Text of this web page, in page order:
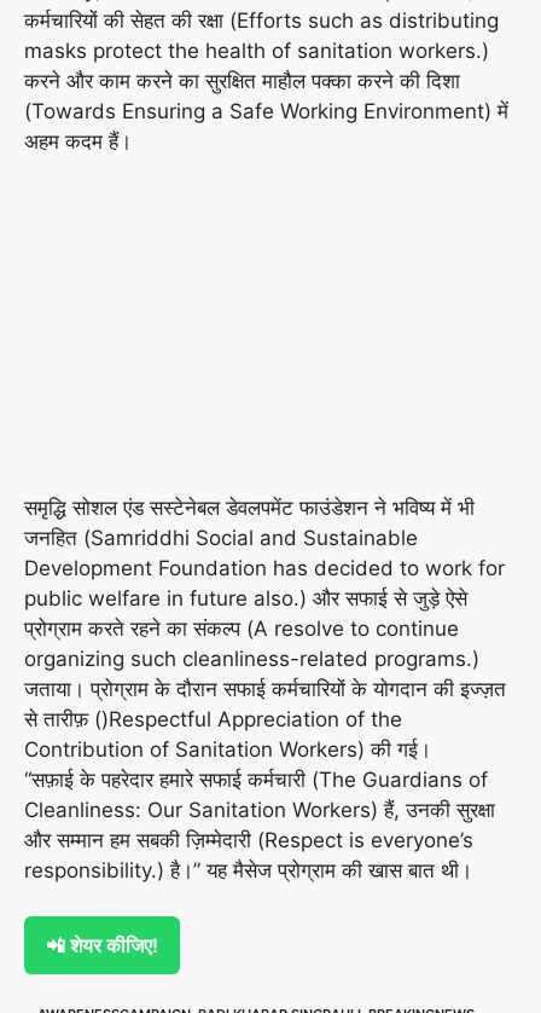
कर्मचारियों की सेहत की रक्षा (Efforts such as distributing
masks protect the health of sanitation workers.)
करने और काम करने का सुरक्षित माहौल पक्का करने की दिशा
(Towards Ensuring a Safe Working Environment) में
अहम कदम हैं।
समृद्धि सोशल एंड सस्टेनेबल डेवलपमेंट फाउंडेशन ने भविष्य में भी
जनहित (Samriddhi Social and Sustainable
Development Foundation has decided to work for
public welfare in future also.) और सफाई से जुड़े ऐसे
प्रोग्राम करते रहने का संकल्प (A resolve to continue
organizing such cleanliness-related programs.)
जताया। प्रोग्राम के दौरान सफाई कर्मचारियों के योगदान की इज्ज़त
से तारीफ़ ()Respectful Appreciation of the
Contribution of Sanitation Workers) की गई।
“सफ़ाई के पहरेदार हमारे सफाई कर्मचारी (The Guardians of
Cleanliness: Our Sanitation Workers) हैं, उनकी सुरक्षा
और सम्मान हम सबकी ज़िम्मेदारी (Respect is everyone’s
responsibility.) है।” यह मैसेज प्रोग्राम की खास बात थी।
📲 शेयर कीजिए!